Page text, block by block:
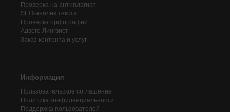
Проверка на антиплагиат
SEO-анализ текста
Проверка орфографии
Адвего Лингвист
Заказ контента и услуг
Информация
Пользовательское соглашение
Политика конфиденциальности
Поддержка пользователей